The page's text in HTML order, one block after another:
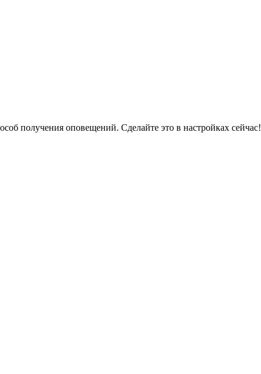
получения оповещений. Сделайте это в настройках сейчас!